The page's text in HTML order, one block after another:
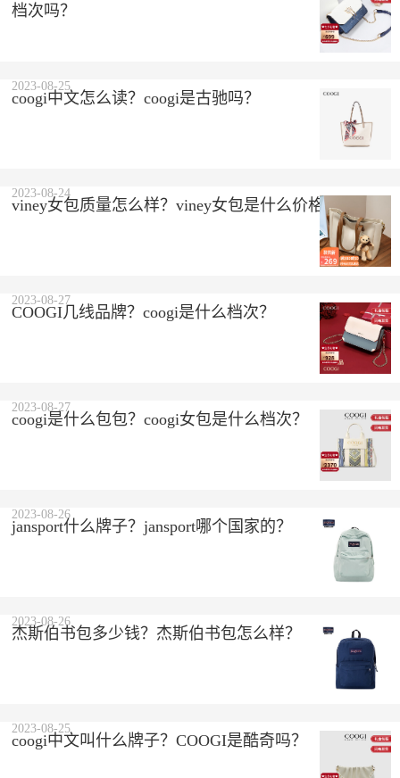
档次吗？
coogi中文怎么读？coogi是古驰吗？
2023-08-25
viney女包质量怎么样？viney女包是什么价格？
2023-08-24
COOGI几线品牌？coogi是什么档次？
2023-08-27
coogi是什么包包？coogi女包是什么档次？
2023-08-27
jansport什么牌子？jansport哪个国家的？
2023-08-26
杰斯伯书包多少钱？杰斯伯书包怎么样？
2023-08-26
coogi中文叫什么牌子？COOGI是酷奇吗？
2023-08-25